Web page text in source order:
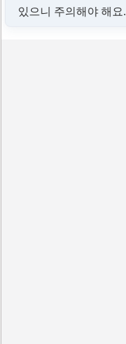
있으니 주의해야 해요.